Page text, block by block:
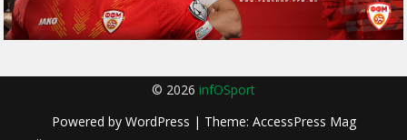
© 2026 infOSport
Powered by WordPress | Theme: AccessPress Mag